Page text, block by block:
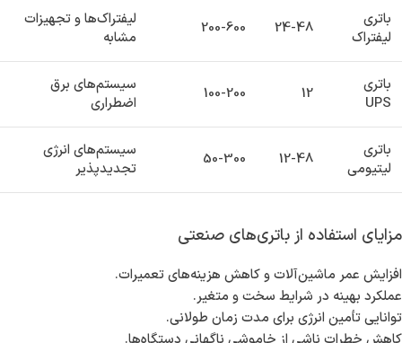
باتری
لیفتراک
24-48
200-600
لیفتراک‌ها و تجهیزات
مشابه
باتری
UPS
12
100-200
سیستم‌های برق
اضطراری
باتری
لیتیومی
12-48
50-300
سیستم‌های انرژی
تجدیدپذیر
مزایای استفاده از باتری‌های صنعتی
افزایش عمر ماشین‌آلات و کاهش هزینه‌های تعمیرات.
عملکرد بهینه در شرایط سخت و متغیر.
توانایی تأمین انرژی برای مدت زمان طولانی.